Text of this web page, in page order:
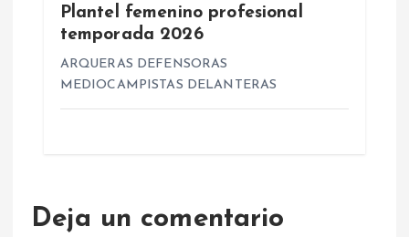
Plantel femenino profesional
temporada 2026
ARQUERAS DEFENSORAS
MEDIOCAMPISTAS DELANTERAS
Deja un comentario